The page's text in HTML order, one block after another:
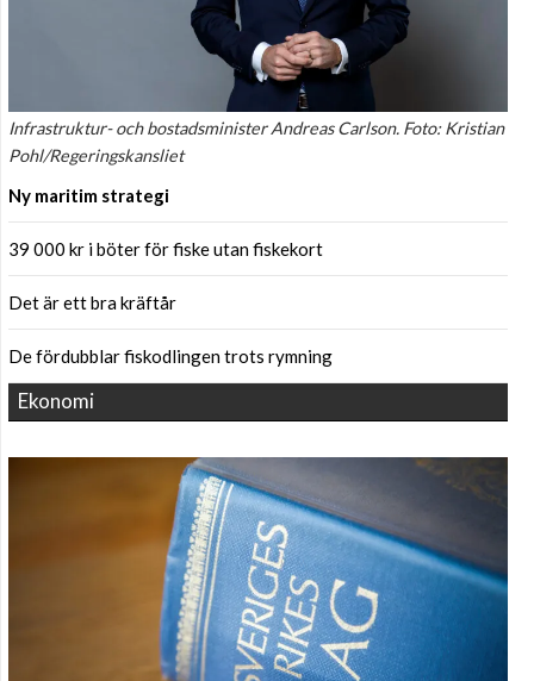
Infrastruktur- och bostadsminister Andreas Carlson. Foto: Kristian
Pohl/Regeringskansliet
Ny maritim strategi
39 000 kr i böter för fiske utan fiskekort
Det är ett bra kräftår
De fördubblar fiskodlingen trots rymning
Ekonomi